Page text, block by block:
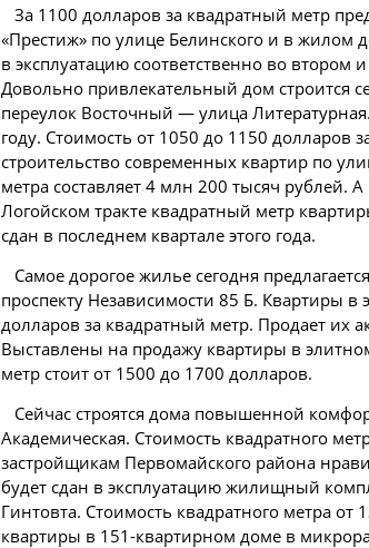
За 1100 долларов за квадратный метр
«Престиж» по улице Белинского и в жилом
в эксплуатацию соответственно во втором
Довольно привлекательный дом строится
переулок Восточный — улица
году. Стоимость от 1050 до 1150 долларов
строительство современных квартир по
метра составляет 4 млн 200 тысяч рублей.
Логойском тракте квадратный метр
сдан в последнем квартале этого года.
Самое дорогое жилье сегодня
проспекту Независимости 85 Б. Квартиры в
долларов за квадратный метр. Продает их
Выставлены на продажу квартиры в
метр стоит от 1500 до 1700 долларов.
Сейчас строятся дома повышенной
Академическая. Стоимость квадратного
застройщикам Первомайского района
будет сдан в эксплуатацию жилищный
Гинтовта. Стоимость квадратного метра
квартиры в 151-квартирном доме в